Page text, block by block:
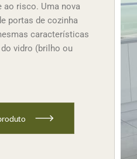
ao risco. Uma nova
portas de cozinha
características
vidro (brilho ou
roduto